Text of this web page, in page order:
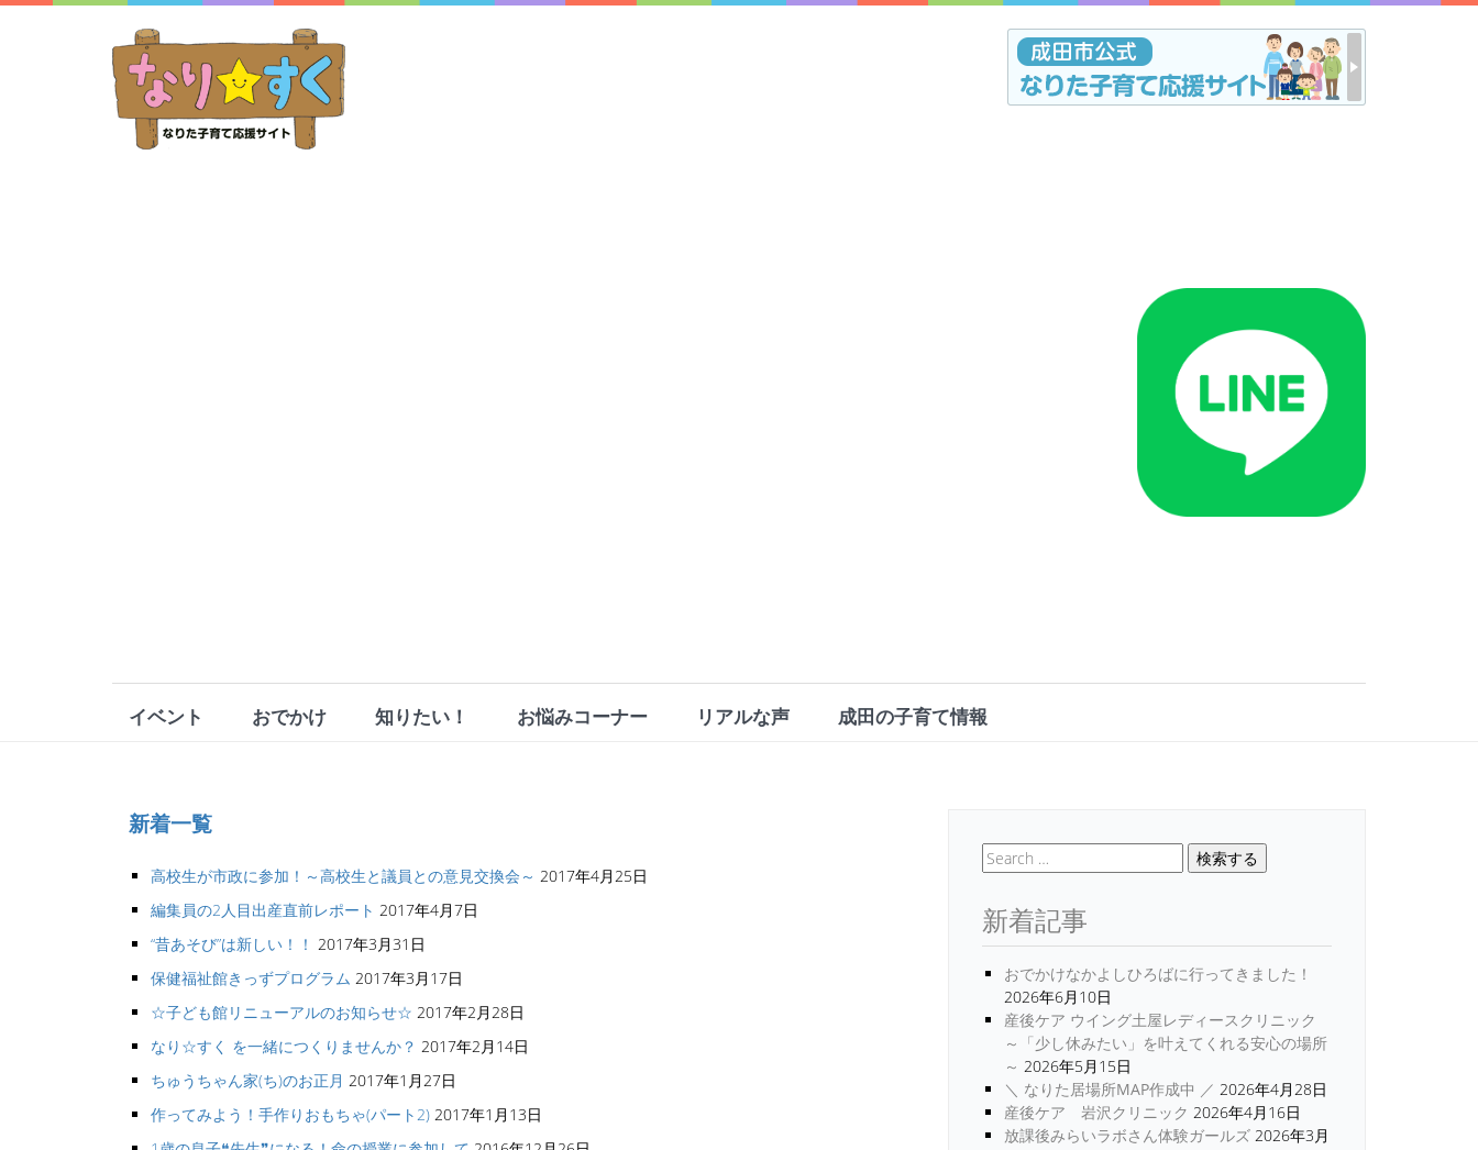
イベント おでかけ 知りたい！ お悩みコーナー リアルな声 成田の子育て情報
新着一覧
高校生が市政に参加！～高校生と議員との意見交換会～ 2017年4月25日
編集員の2人目出産直前レポート 2017年4月7日
“昔あそび”は新しい！！ 2017年3月31日
保健福祉館きっずプログラム 2017年3月17日
☆子ども館リニューアルのお知らせ☆ 2017年2月28日
なり☆すく を一緒につくりませんか？ 2017年2月14日
ちゅうちゃん家(ち)のお正月 2017年1月27日
作ってみよう！手作りおもちゃ(パート2) 2017年1月13日
検索する
新着記事
おでかけなかよしひろばに行ってきました！
2026年6月10日
産後ケア ウイング土屋レディースクリニック
～「少し休みたい」を叶えてくれる安心の場所
～ 2026年5月15日
＼ なりた居場所MAP作成中 ／ 2026年4月28日
産後ケア 岩沢クリニック 2026年4月16日
放課後みらいラボさん体験ガールズ 2026年3月